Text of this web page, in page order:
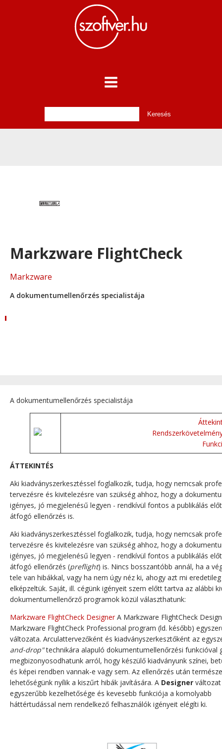
Markzware FlightCheck
Markzware
A dokumentumellenőrzés specialistája
A dokumentumellenőrzés specialistája
ÁTTEKINTÉS
Aki kiadványszerkesztéssel foglalkozik, tudja, hogy nemcsak
tervezésre és kivitelezésre van szükség ahhoz, hogy a
igényes, jó megjelenésű legyen - rendkívül fontos a publikálás
átfogó ellenőrzés is.
Aki kiadványszerkesztéssel foglalkozik, tudja, hogy nemcsak
tervezésre és kivitelezésre van szükség ahhoz, hogy a
igényes, jó megjelenésű legyen - rendkívül fontos a publikálás
átfogó ellenőrzés (preflight) is. Nincs bosszantóbb annál, ha a
tele van hibákkal, vagy ha nem úgy néz ki, ahogy azt mi eredetileg
elképzeltük. Saját, ill. cégünk igényeit szem előtt tartva az alábbi
dokumentumellenőrző programok közül választhatunk:
Markzware FlightCheck DesignerA Markzware FlightCheck
Markzware FlightCheck Professional program (ld. később)
változata. Arculattervezőként és kiadványszerkesztőként az
and-drop"technikára alapuló dokumentumellenőrzési funkcióval
megbizonyosodhatunk arról, hogy készülő kiadványunk színei,
és képei rendben vannak-e vagy sem. Az ellenőrzés után
lehetőségünk nyílik a kiszűrt hibák javítására. A Designer
egyszerűbb kezelhetősége és kevesebb funkciója a komolyabb
háttértudással nem rendelkező felhasználók igényeit elégíti ki.